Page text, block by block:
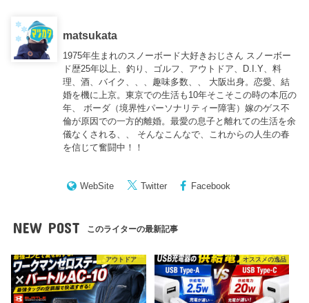
matsukata
1975年生まれのスノーボード大好きおじさん スノーボー
ド歴25年以上、釣り、ゴルフ、アウトドア、D.I.Y、料
理、酒、バイク、、、趣味多数、、 大阪出身。恋愛、結
婚を機に上京。東京での生活も10年そこそこの時の本厄の
年、 ボーダ（境界性パーソナリティー障害）嫁のゲス不
倫が原因での一方的離婚。最愛の息子と離れての生活を余
儀なくされる、、 そんなこんなで、これからの人生の春
を信じて奮闘中！！
WebSite Twitter Facebook
NEW POST このライターの最新記事
アウトドア オススメの逸品